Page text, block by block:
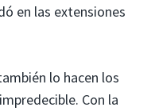
en las extensiones
lo hacen los
Con la